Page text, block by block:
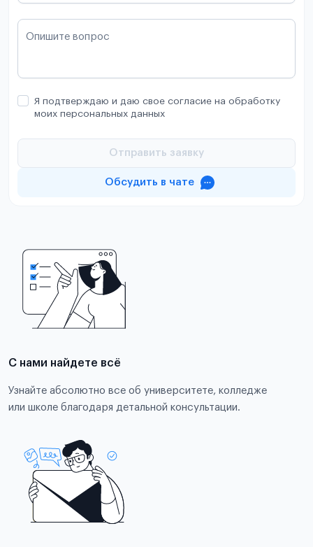
Опишите вопрос
Я подтверждаю и даю свое согласие на обработку
моих персональных данных
Отправить заявку
Обсудить в чате
С нами найдете всё
Узнайте абсолютно все об университете, колледже
или школе благодаря детальной консультации.